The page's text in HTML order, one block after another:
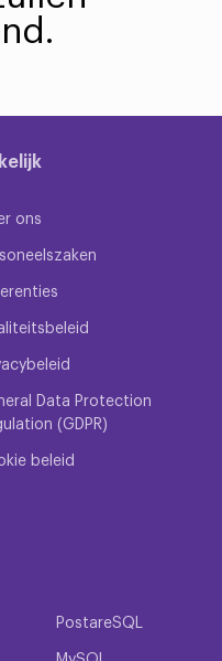
ons
Data Protection
(GDPR)
beleid
PostareSQL